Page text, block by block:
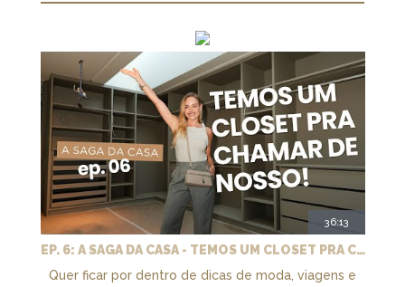
36:13
EP. 6: A SAGA DA CASA - TEMOS UM CLOSET PRA CHAMAR DE NOSSO + MARCENARIA E PAISAGISMO
Quer ficar por dentro de dicas de moda, viagens e